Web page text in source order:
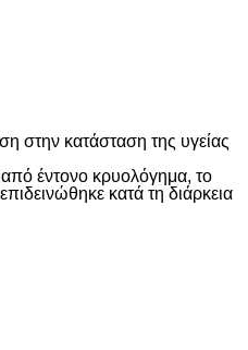
στην κατάσταση της υγείας
έντονο κρυολόγημα, το
κατά τη διάρκεια